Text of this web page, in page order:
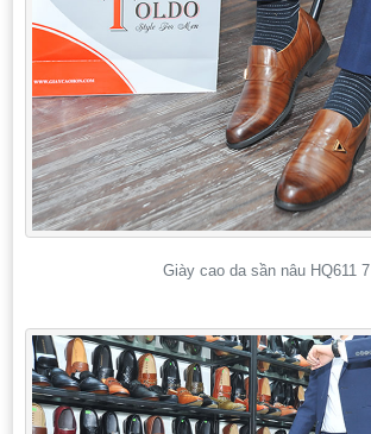
Giày cao da sần nâu HQ611 7